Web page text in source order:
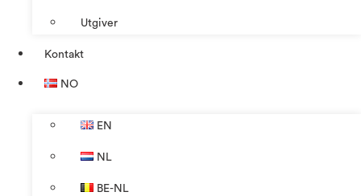
Utgiver
Kontakt
NO
EN
NL
BE-NL